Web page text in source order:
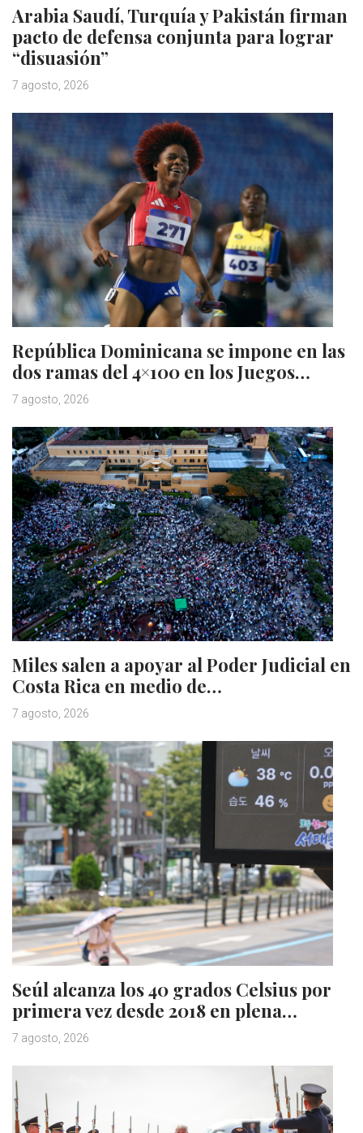
Arabia Saudí, Turquía y Pakistán firman
pacto de defensa conjunta para lograr
“disuasión”
7 agosto, 2026
República Dominicana se impone en las
dos ramas del 4×100 en los Juegos…
7 agosto, 2026
Miles salen a apoyar al Poder Judicial en
Costa Rica en medio de…
7 agosto, 2026
Seúl alcanza los 40 grados Celsius por
primera vez desde 2018 en plena…
7 agosto, 2026